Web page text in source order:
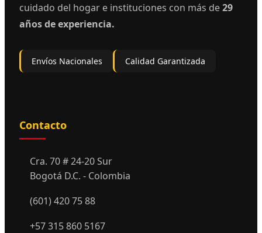
cuidado del hogar e instituciones con más de29
años de experiencia.
Envíos Nacionales Calidad Garantizada
Contacto
Cra. 70 # 24-20 Sur
Bogotá D.C. - Colombia
(601) 420 75 88
+57 315 860 5167